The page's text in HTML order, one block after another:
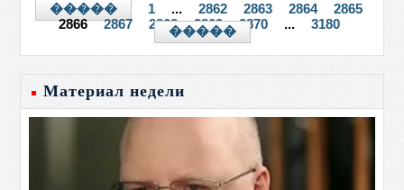
����� 1 ... 2862 2863 2864
2865
2866
2867 2868 2869 2870 ... 3180
�����
Материал недели